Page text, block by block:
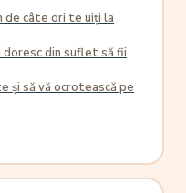
de câte ori te uiți la
din suflet să fii
și să vă ocrotească pe